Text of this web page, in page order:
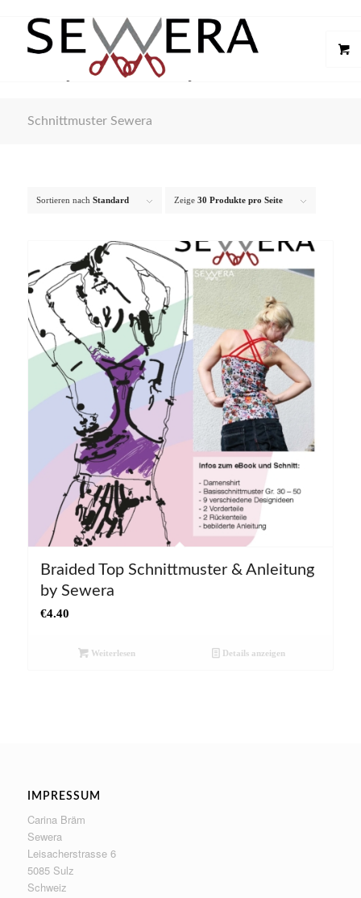
Schnittmuster Sewera
Sortieren nach Standard Zeige 30 Produkte pro Seite
5.00
Braided Top Schnittmuster & Anleitung
by Sewera
€4.40
Weiterlesen Details anzeigen
IMPRESSUM
Carina Bräm
Sewera
Leisacherstrasse 6
5085 Sulz
Schweiz